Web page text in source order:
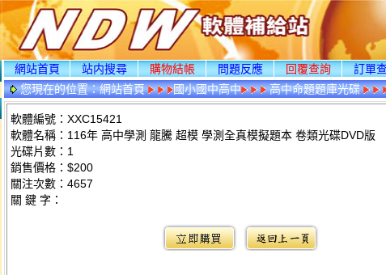
網站首頁 站内搜尋 購物結帳 問題反應 回覆查詢 訂單
您現在的位置：網站首頁 國小國中高中 高中命題題庫光碟
軟體編號：XXC15421
軟體名稱：116年 高中學測 龍騰 超模 學測全真模擬題本 卷類光碟DVD版
光碟片數：1
銷售價格：$200
關注次數： 4657
關 鍵 字：